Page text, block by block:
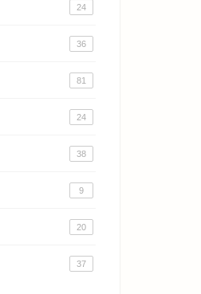
24
36
81
24
38
9
20
37